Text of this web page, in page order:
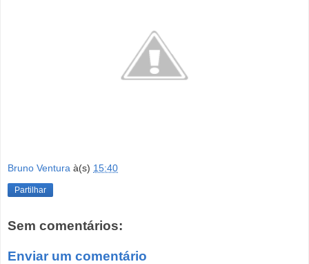
Bruno Ventura à(s) 15:40
Partilhar
Sem comentários:
Enviar um comentário